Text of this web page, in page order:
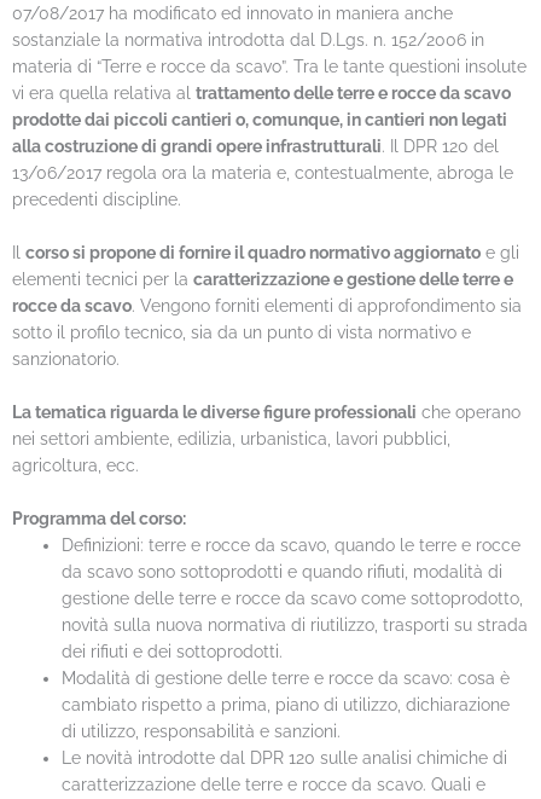
07/08/2017 ha modificato ed innovato in maniera anche
sostanziale la normativa introdotta dal D.Lgs. n. 152/2006 in
materia di “Terre e rocce da scavo”. Tra le tante questioni insolute
vi era quella relativa al trattamento delle terre e rocce da scavo
prodotte dai piccoli cantieri o, comunque, in cantieri non legati
alla costruzione di grandi opere infrastrutturali. Il DPR 120 del
13/06/2017 regola ora la materia e, contestualmente, abroga le
precedenti discipline.
corso si propone di fornire il quadro normativo aggiornato e gli
elementi tecnici per la caratterizzazione e gestione delle terre e
rocce da scavo. Vengono forniti elementi di approfondimento sia
sotto il profilo tecnico, sia da un punto di vista normativo e
sanzionatorio.
La tematica riguarda le diverse figure professionali che operano
nei settori ambiente, edilizia, urbanistica, lavori pubblici,
agricoltura, ecc.
Programma del corso:
Definizioni: terre e rocce da scavo, quando le terre e rocce
da scavo sono sottoprodotti e quando rifiuti, modalità di
gestione delle terre e rocce da scavo come sottoprodotto,
novità sulla nuova normativa di riutilizzo, trasporti su strada
dei rifiuti e dei sottoprodotti.
Modalità di gestione delle terre e rocce da scavo: cosa è
cambiato rispetto a prima, piano di utilizzo, dichiarazione
di utilizzo, responsabilità e sanzioni.
Le novità introdotte dal DPR 120 sulle analisi chimiche di
caratterizzazione delle terre e rocce da scavo. Quali e